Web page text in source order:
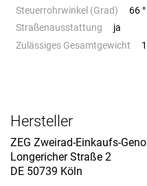
Steuerrohrwinkel (Grad)
66 °
Straßenausstattung
ja
Zulässiges Gesamtgewicht
Hersteller
ZEG Zweirad-Einkaufs-
Longericher Straße 2
DE 50739 Köln